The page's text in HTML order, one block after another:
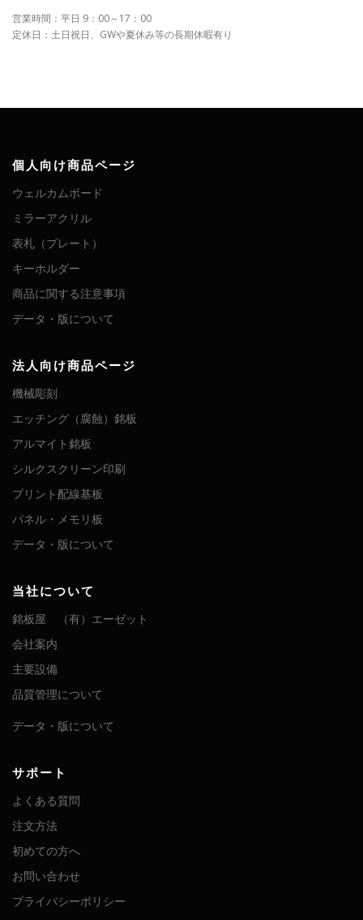
営業時間：平日 9：00～17：00
定休日：土日祝日、GWや夏休み等の長期休暇有り
個人向け商品ページ
ウェルカムボード
ミラーアクリル
表札（プレート）
キーホルダー
商品に関する注意事項
データ・版について
法人向け商品ページ
機械彫刻
エッチング（腐蝕）銘板
アルマイト銘板
シルクスクリーン印刷
プリント配線基板
パネル・メモリ板
データ・版について
当社について
銘板屋 （有）エーゼット
会社案内
主要設備
品質管理について
データ・版について
サポート
よくある質問
注文方法
初めての方へ
お問い合わせ
プライバシーポリシー